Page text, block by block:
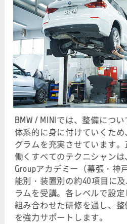
BMW / MINIでは、整備につ
体系的に身に付けていくた
グラムを充実させています
働くすべてのテクニシャンは
Groupアカデミー（幕張・神
能別・装置別の約40項目に
ラムを受講。各レベルで設
組み合わせた研修を通し、
を強力サポートします。